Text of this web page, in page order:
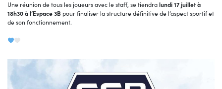
Une réunion de tous les joueurs avec le staff, se tiendralundi 17 juillet à
18h30 à l’Espace 3B pour finaliser la structure définitive de l’aspect sportif et
de son fonctionnement.